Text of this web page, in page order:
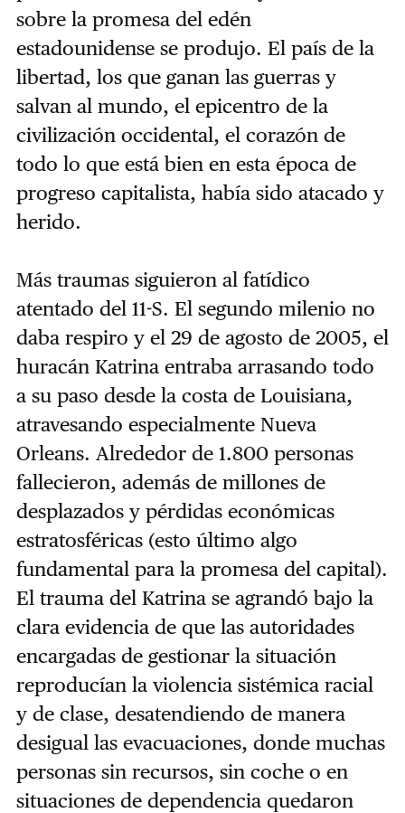
sobre la promesa del edén
estadounidense se produjo. El país de la
libertad, los que ganan las guerras y
salvan al mundo, el epicentro de la
civilización occidental, el corazón de
todo lo que está bien en esta época de
progreso capitalista, había sido atacado y
herido.
Más traumas siguieron al fatídico
atentado del 11-S. El segundo milenio no
daba respiro y el 29 de agosto de 2005, el
huracán Katrina entraba arrasando todo
a su paso desde la costa de Louisiana,
atravesando especialmente Nueva
Orleans. Alrededor de 1.800 personas
fallecieron, además de millones de
desplazados y pérdidas económicas
estratosféricas (esto último algo
fundamental para la promesa del capital).
El trauma del Katrina se agrandó bajo la
clara evidencia de que las autoridades
encargadas de gestionar la situación
reproducían la violencia sistémica racial
y de clase, desatendiendo de manera
desigual las evacuaciones, donde muchas
personas sin recursos, sin coche o en
situaciones de dependencia quedaron